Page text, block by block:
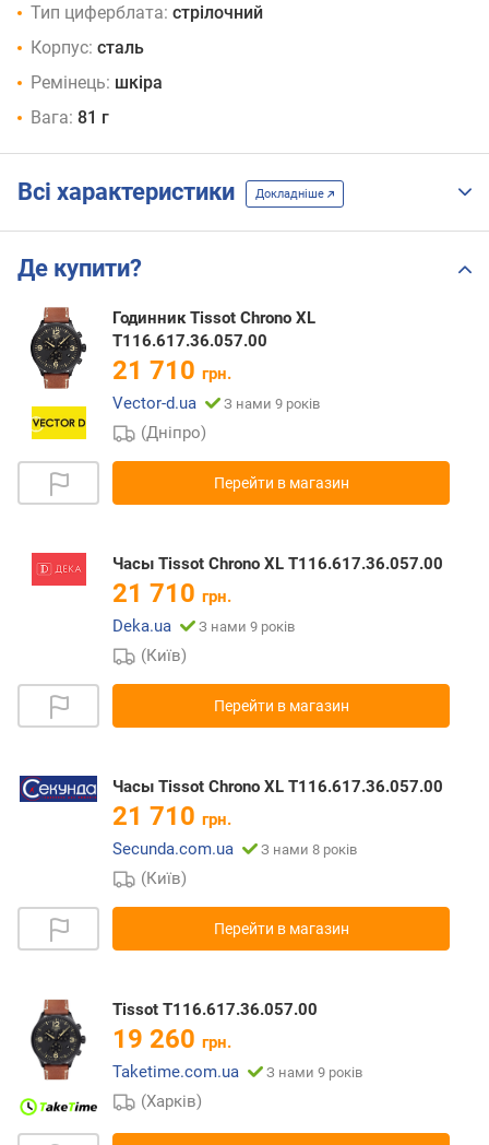
Тип циферблата: стрілочний
Корпус: сталь
Ремінець: шкіра
Вага: 81 г
Всі характеристики Докладніше
Де купити?
Годинник Tissot Chrono XL
T116.617.36.057.00
21 710 грн.
Vector-d.ua
З нами 9 років
(Дніпро)
Перейти в магазин
Часы Tissot Chrono XL T116.617.36.057.00
21 710 грн.
Deka.ua
З нами 9 років
(Київ)
Перейти в магазин
Часы Tissot Chrono XL T116.617.36.057.00
21 710 грн.
Secunda.com.ua
З нами 8 років
(Київ)
Перейти в магазин
Tissot T116.617.36.057.00
19 260 грн.
Taketime.com.ua
З нами 9 років
(Харків)